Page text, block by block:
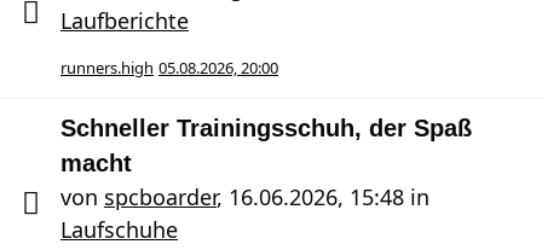
Laufberichte
runners.high 05.08.2026, 20:00
Schneller Trainingsschuh, der Spaß
macht
von spcboarder, 16.06.2026, 15:48 in
Laufschuhe